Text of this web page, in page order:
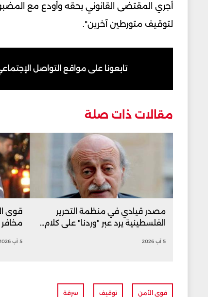
أجري المقتضى القانوني بحقه وأودع مع
لتوقيف متورطين آخرين".
تابعونا على مواقع التواصل
مقالات ذات صلة
مصدر قيادي في منظمة التحرير
الفلسطينية يرد عبر "وردنا" على كلام...
5 آب 2026
قوى
مخافر
5 آب 2026
قوى الأمن توقيف سرقة